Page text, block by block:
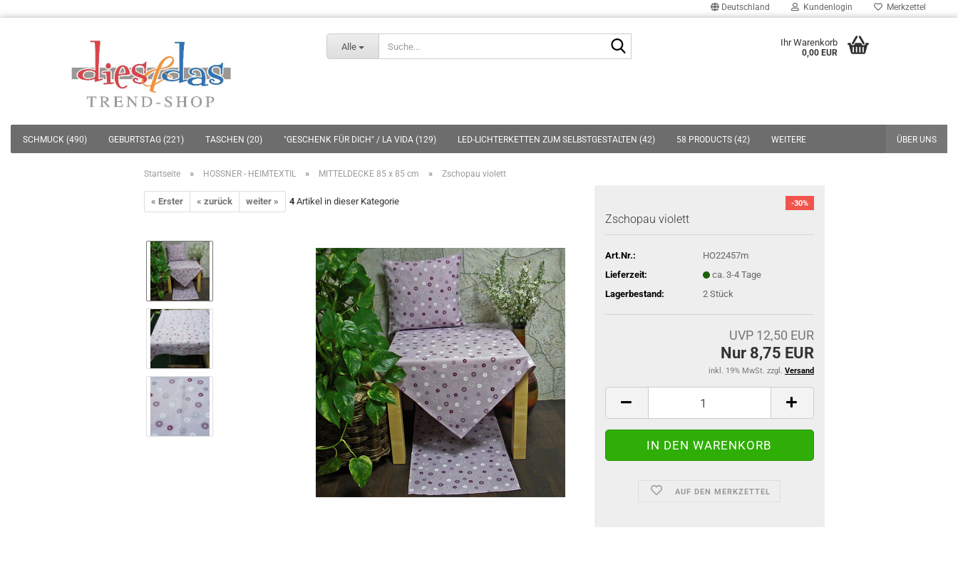
Deutschland Kundenlogin
Passwort vergessen?
Merkzettel
Alle Ihr Warenkorb
0,00 EUR
SCHMUCK (490) GEBURTSTAG (221) TASCHEN (20) "GESCHENK FÜR DICH" / LA VIDA (129) LED-LICHTERKETTEN ZUM SELBSTGESTALTEN (42) 58 PRODUCTS (42) ÜBER UNS
WEITERE
Startseite » HOSSNER - HEIMTEXTIL » MITTELDECKE 85 x 85 cm » Zschopau violett
« Erster « zurück weiter » 4 Artikel in dieser Kategorie -30%
Zschopau violett
Art.Nr.:
HO22457m
Lieferzeit:
ca. 3-4 Tage
Lagerbestand:
2 Stück
UVP 12,50 EUR
Nur 8,75 EUR
inkl. 19% MwSt. zzgl. Versand
AUF DEN MERKZETTEL